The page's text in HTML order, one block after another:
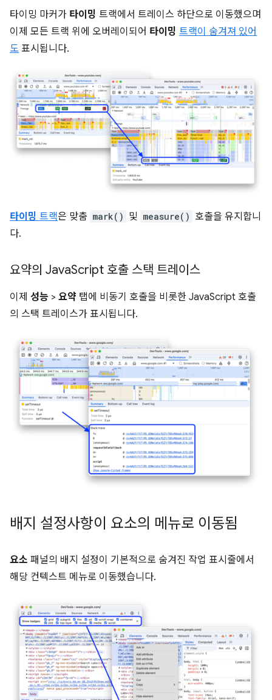
타이밍 마커가 타이밍 트랙에서 트레이스 하단으로 이동했으며
이제 모든 트랙 위에 오버레이되어 타이밍 트랙이 숨겨져 있어
도 표시됩니다.
타이밍 트랙은 맞춤 mark() 및 measure() 호출을 유지합니
다.
요약의 JavaScript 호출 스택 트레이스
이제 성능 > 요약 탭에 비동기 호출을 비롯한 JavaScript 호출
의 스택 트레이스가 표시됩니다.
배지 설정사항이 요소의 메뉴로 이동됨
요소 패널의 배지 설정이 기본적으로 숨겨진 작업 표시줄에서
해당 컨텍스트 메뉴로 이동했습니다.